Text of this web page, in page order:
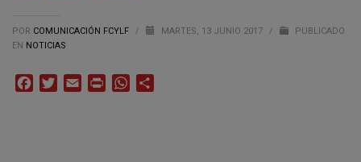
POR COMUNICACIÓN FCYLF / MARTES, 13 JUNIO 2017 /
PUBLICADO
EN NOTICIAS
FacebookTwitterEmail Print WhatsApp